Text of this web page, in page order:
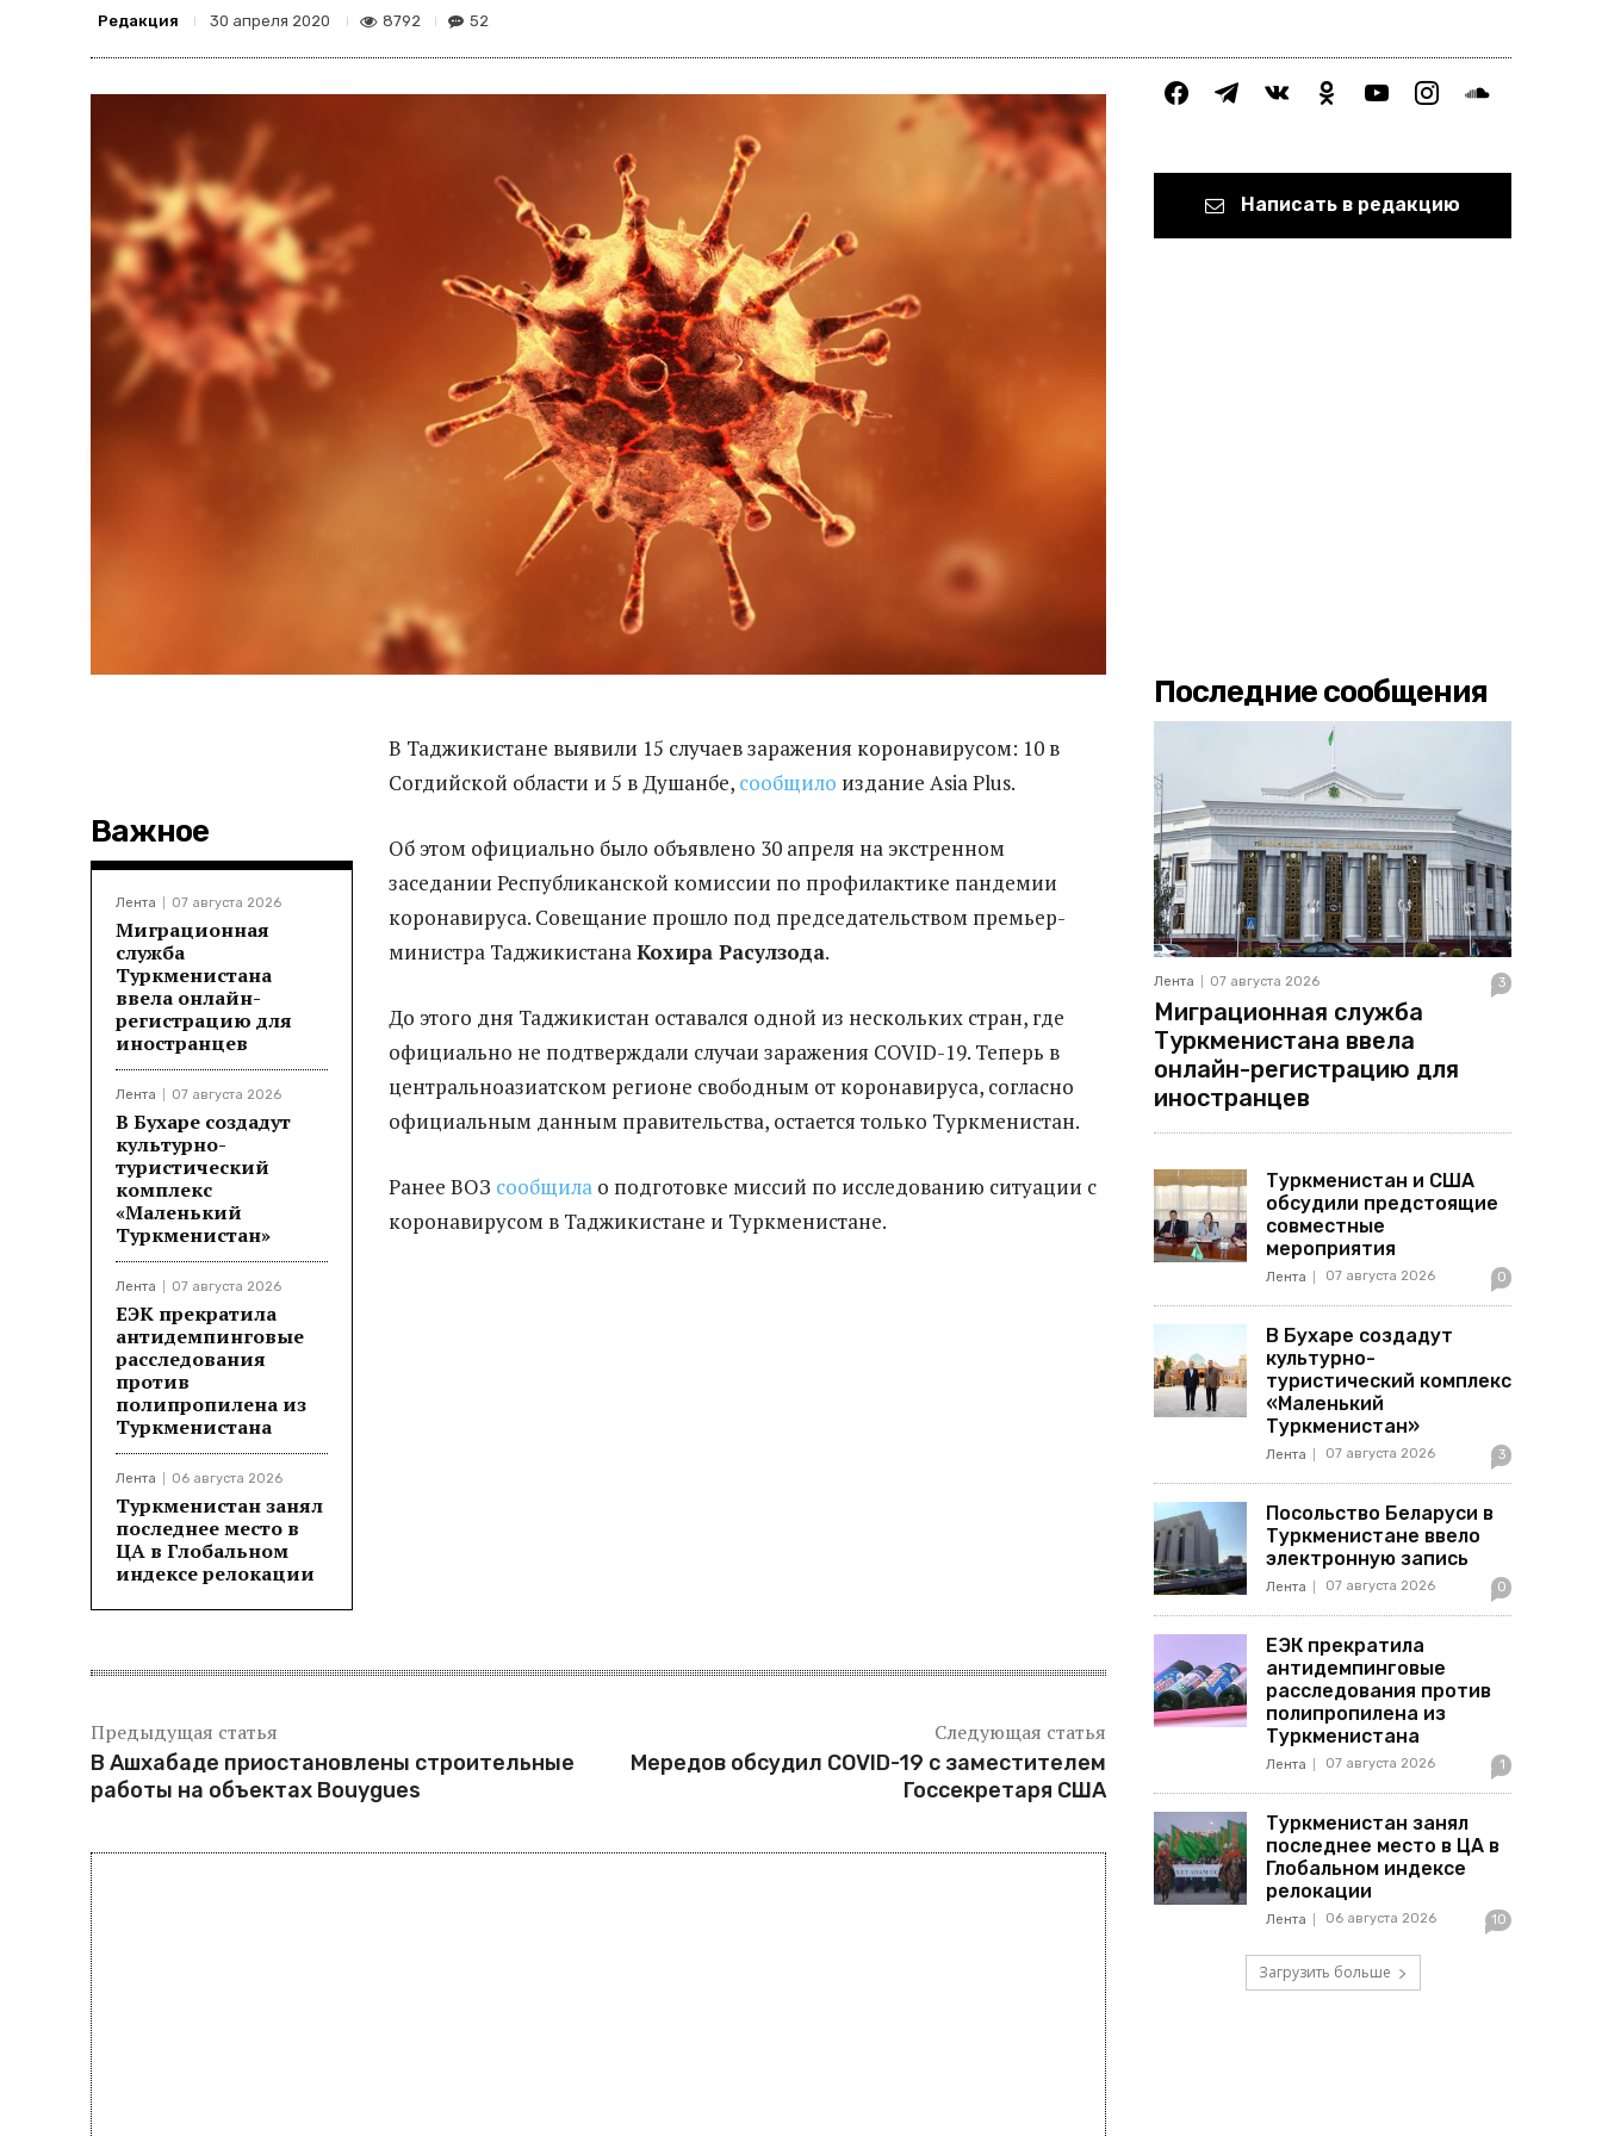
h
c
e
Редакция 30 апреля 2020 8792 52
Важное
Лента 07 августа 2026
Миграционная
служба
Туркменистана
ввела онлайн-
регистрацию для
иностранцев
Лента 07 августа 2026
В Бухаре создадут
культурно-
туристический
комплекс
«Маленький
Туркменистан»
Лента 07 августа 2026
ЕЭК прекратила
антидемпинговые
расследования
против
полипропилена из
Туркменистана
Лента 06 августа 2026
Туркменистан занял
последнее место в
ЦА в Глобальном
индексе релокации
В Таджикистане выявили 15 случаев заражения коронавирусом: 10 в
Согдийской области и 5 в Душанбе, сообщило издание Asia Plus.
Об этом официально было объявлено 30 апреля на экстренном
заседании Республиканской комиссии по профилактике пандемии
коронавируса. Совещание прошло под председательством премьер-
министра ТаджикистанаКохира Расулзода.
До этого дня Таджикистан оставался одной из нескольких стран, где
официально не подтверждали случаи заражения COVID-19. Теперь в
центральноазиатском регионе свободным от коронавируса, согласно
официальным данным правительства, остается только Туркменистан.
Ранее ВОЗ сообщила о подготовке миссий по исследованию ситуации с
коронавирусом в Таджикистане и Туркменистане.
Предыдущая статья
В Ашхабаде приостановлены строительные
работы на объектах Bouygues
Следующая статья
Мередов обсудил COVID-19 с заместителем
Госсекретаря США
facebooktelegramvkontakteodnoklassniki
youtubeinstagramsoundcloud
Написать в редакцию
Последние сообщения
Лента 07 августа 2026 3
Миграционная служба
Туркменистана ввела
онлайн-регистрацию для
иностранцев
Туркменистан и США
обсудили предстоящие
совместные
мероприятия
Лента 07 августа 2026 0
В Бухаре создадут
культурно-
туристический комплекс
«Маленький
Туркменистан»
Лента 07 августа 2026 3
Посольство Беларуси в
Туркменистане ввело
электронную запись
Лента 07 августа 2026 0
ЕЭК прекратила
антидемпинговые
расследования против
полипропилена из
Туркменистана
Лента 07 августа 2026 1
Туркменистан занял
последнее место в ЦА в
Глобальном индексе
релокации
Лента 06 августа 2026 10
Загрузить больше